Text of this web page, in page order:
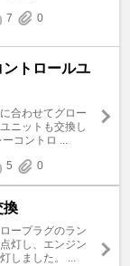
7 0
トロールユ
合わせてグロー
ニットも交換し
コントロ ...
5 0
換
ープラグのラン
灯し、エンジン
しました。 ...